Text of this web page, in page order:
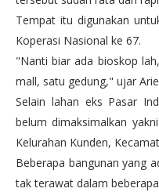
Tempat itu digunakan
Koperasi Nasional ke 67.
"Nanti biar ada bioskop
mall, satu gedung," ujar
Selain lahan eks Pasar
belum dimaksimalkan
Kelurahan Kunden,
Beberapa bangunan yang
tak terawat dalam